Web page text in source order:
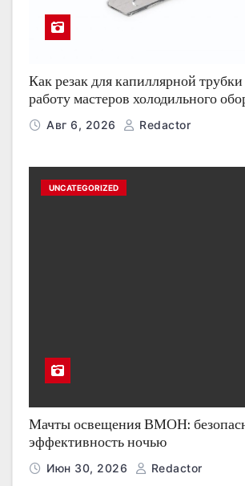
Как резак для капиллярной
работу мастеров холодильного
Авг 6, 2026 Redactor
UNCATEGORIZED
Мачты освещения ВМОН:
эффективность ночью
Июн 30, 2026 Redactor